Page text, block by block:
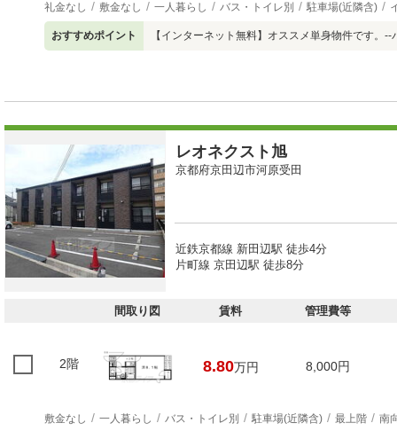
礼金なし 敷金なし 一人暮らし バス・トイレ別 駐車場(近隣含)
おすすめポイント 【インターネット無料】オススメ単身物件です。--
レオネクスト旭
京都府京田辺市河原受田
近鉄京都線 新田辺駅 徒歩4分
片町線 京田辺駅 徒歩8分
間取り図 賃料 管理費等
2階 8.80万円 8,000円
敷金なし 一人暮らし バス・トイレ別 駐車場(近隣含) 最上階 南